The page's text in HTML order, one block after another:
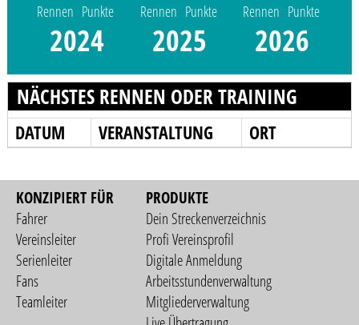
Rennen Punkte
2024
Rennen Punkte
2025
Rennen Punkte
2026
NÄCHSTES RENNEN ODER TRAINING
DATUM VERANSTALTUNG ORT
KONZIPIERT FÜR
Fahrer
Vereinsleiter
Serienleiter
Fans
Teamleiter
PRODUKTE
Dein Streckenverzeichnis
Profi Vereinsprofil
Digitale Anmeldung
Arbeitsstundenverwaltung
Mitgliederverwaltung